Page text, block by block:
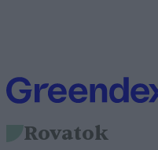
Rovatok